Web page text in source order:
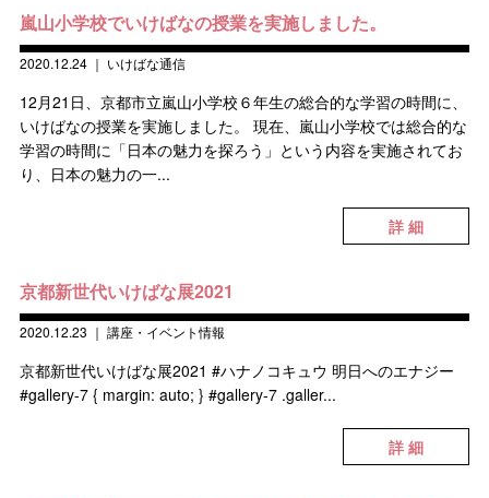
嵐山小学校でいけばなの授業を実施しました。
2020.12.24｜ いけばな通信
12月21日、京都市立嵐山小学校６年生の総合的な学習の時間に、
いけばなの授業を実施しました。 現在、嵐山小学校では総合的な
学習の時間に「日本の魅力を探ろう」という内容を実施されてお
り、日本の魅力の一...
詳 細
京都新世代いけばな展2021
2020.12.23 ｜ 講座・イベント情報
京都新世代いけばな展2021 #ハナノコキュウ 明日へのエナジー
#gallery-7 { margin: auto; } #gallery-7 .galler...
詳 細